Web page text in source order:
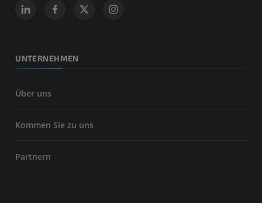
UNTERNEHMEN
Über uns
Kommen Sie zu uns
Partnern